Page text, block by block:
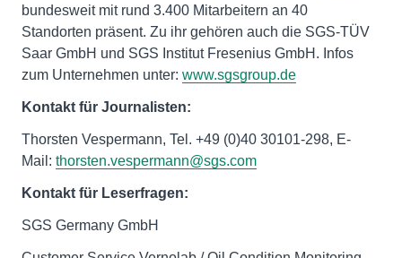
bundesweit mit rund 3.400 Mitarbeitern an 40
Standorten präsent. Zu ihr gehören auch die SGS-TÜV
Saar GmbH und SGS Institut Fresenius GmbH. Infos
zum Unternehmen unter: www.sgsgroup.de
Kontakt für Journalisten:
Thorsten Vespermann, Tel. +49 (0)40 30101-298, E-
Mail: thorsten.vespermann@sgs.com
Kontakt für Leserfragen:
SGS Germany GmbH